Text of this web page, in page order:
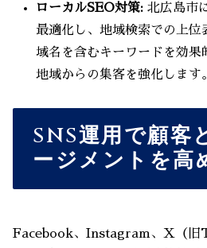
ローカルSEO対策: 北広島市
最適化し、地域検索での上位
域名を含むキーワードを効果
地域からの集客を強化します
SNS運用で顧客
ージメントを高
Facebook、Instagram、X（旧